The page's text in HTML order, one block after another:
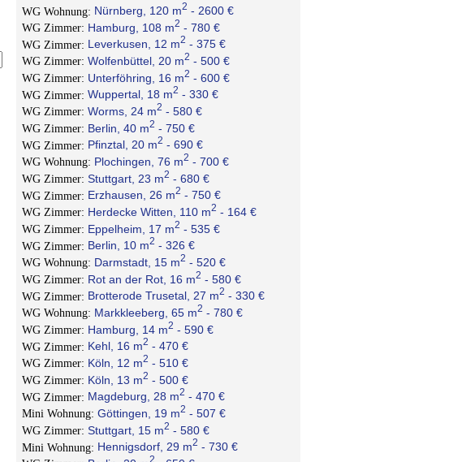
WG Wohnung: Nürnberg, 120 m2 - 2600 €
WG Zimmer: Hamburg, 108 m2 - 780 €
WG Zimmer: Leverkusen, 12 m2 - 375 €
WG Zimmer: Wolfenbüttel, 20 m2 - 500 €
WG Zimmer: Unterföhring, 16 m2 - 600 €
WG Zimmer: Wuppertal, 18 m2 - 330 €
WG Zimmer: Worms, 24 m2 - 580 €
WG Zimmer: Berlin, 40 m2 - 750 €
WG Zimmer: Pfinztal, 20 m2 - 690 €
WG Wohnung: Plochingen, 76 m2 - 700 €
WG Zimmer: Stuttgart, 23 m2 - 680 €
WG Zimmer: Erzhausen, 26 m2 - 750 €
WG Zimmer: Herdecke Witten, 110 m2 - 164 €
WG Zimmer: Eppelheim, 17 m2 - 535 €
WG Zimmer: Berlin, 10 m2 - 326 €
WG Wohnung: Darmstadt, 15 m2 - 520 €
WG Zimmer: Rot an der Rot, 16 m2 - 580 €
WG Zimmer: Brotterode Trusetal, 27 m2 - 330 €
WG Wohnung: Markkleeberg, 65 m2 - 780 €
WG Zimmer: Hamburg, 14 m2 - 590 €
WG Zimmer: Kehl, 16 m2 - 470 €
WG Zimmer: Köln, 12 m2 - 510 €
WG Zimmer: Köln, 13 m2 - 500 €
WG Zimmer: Magdeburg, 28 m2 - 470 €
Mini Wohnung: Göttingen, 19 m2 - 507 €
WG Zimmer: Stuttgart, 15 m2 - 580 €
Mini Wohnung: Hennigsdorf, 29 m2 - 730 €
2